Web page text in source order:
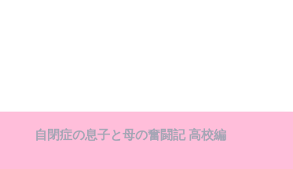
自閉症の息子と母の奮闘記 高校編